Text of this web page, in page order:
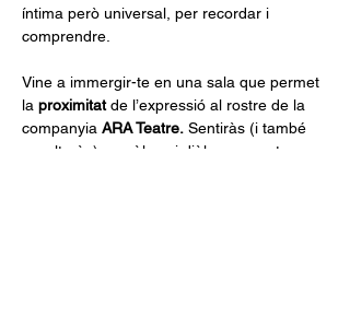
íntima però universal, per recordar i
comprendre.
Vine a immergir-te en una sala que permet
la proximitat de l’expressió al rostre de la
companyia ARA Teatre. Sentiràs (i també
escoltaràs) monòlegs i diàlegs que et